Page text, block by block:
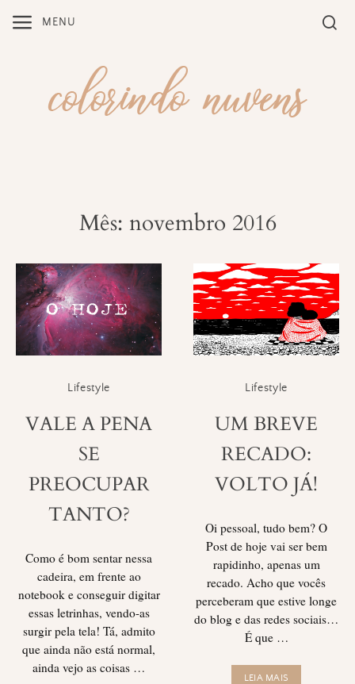
MENU
Mês: novembro 2016
Lifestyle
VALE A PENA
SE
PREOCUPAR
TANTO?
Como é bom sentar nessa
cadeira, em frente ao
notebook e conseguir digitar
essas letrinhas, vendo-as
surgir pela tela! Tá, admito
que ainda não está normal,
ainda vejo as coisas …
Lifestyle
UM BREVE
RECADO:
VOLTO JÁ!
Oi pessoal, tudo bem? O
Post de hoje vai ser bem
rapidinho, apenas um
recado. Acho que vocês
perceberam que estive longe
do blog e das redes sociais…
É que …
LEIA MAIS